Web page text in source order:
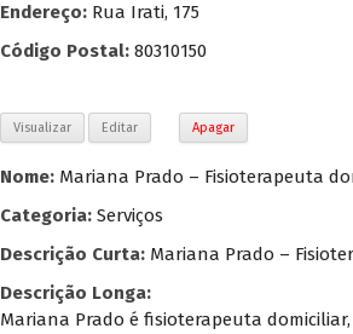
Endereço: Rua Irati, 175
Código Postal: 80310150
Visualizar Editar Apagar
Nome: Mariana Prado – Fisioterapeuta
Categoria: Serviços
Descrição Curta: Mariana Prado –
Descrição Longa:
Mariana Prado é fisioterapeuta